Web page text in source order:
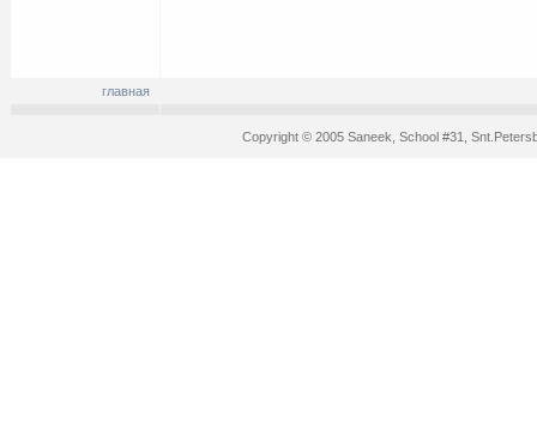
главная
Copyright © 2005 Saneek, School #31,